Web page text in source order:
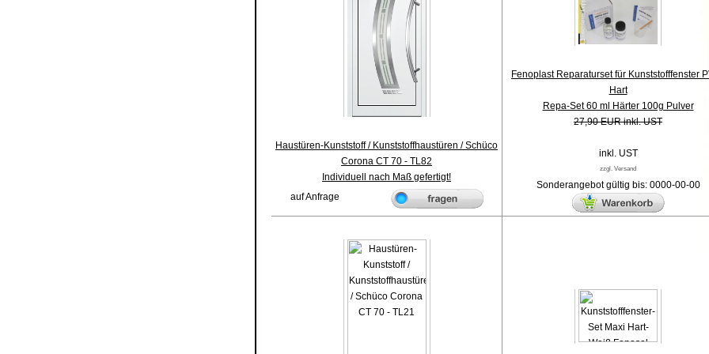
Haustüren-Kunststoff / Kunststoffhaustüren / Schüco
Corona CT 70 - TL82
Individuell nach Maß gefertigt!
auf Anfrage
Fenoplast Reparaturset für Kunststofffenster
Hart
Repa-Set 60 ml Härter 100g Pulver
27,90 EUR inkl. UST
inkl. UST
zzgl. Versand
Sonderangebot gültig bis: 0000-00-00